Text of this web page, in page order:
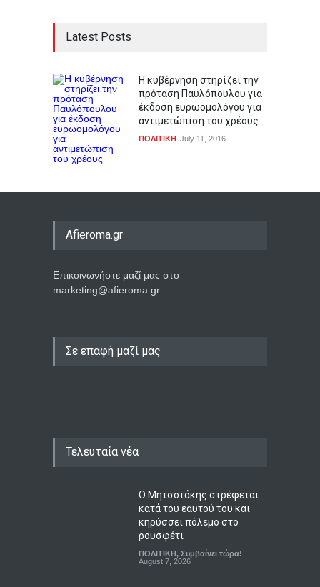
Latest Posts
Η κυβέρνηση στηρίζει την
πρόταση Παυλόπουλου για
έκδοση ευρωομολόγου για
αντιμετώπιση του χρέους
ΠΟΛΙΤΙΚΗ July 11, 2016
Afieroma.gr
Επικοινωνήστε μαζί μας στο
marketing@afieroma.gr
Σε επαφή μαζί μας
Τελευταία νέα
Ο Μητσοτάκης στρέφεται
κατά του εαυτού του και
κηρύσσει πόλεμο στο
ρουσφέτι
ΠΟΛΙΤΙΚΗ, Συμβαίνει τώρα!
August 7, 2026